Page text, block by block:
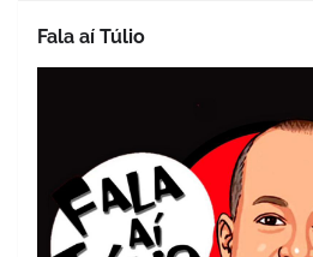
Fala aí Túlio